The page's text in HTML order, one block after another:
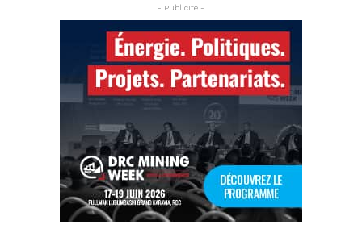
- Publicite -